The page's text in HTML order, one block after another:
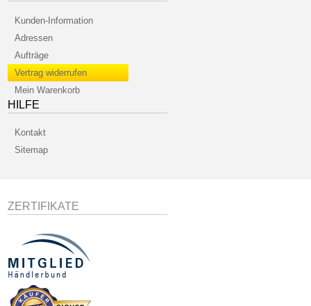
Kunden-Information
Adressen
Aufträge
Vertrag widerrufen
Mein Warenkorb
HILFE
Kontakt
Sitemap
ZERTIFIKATE